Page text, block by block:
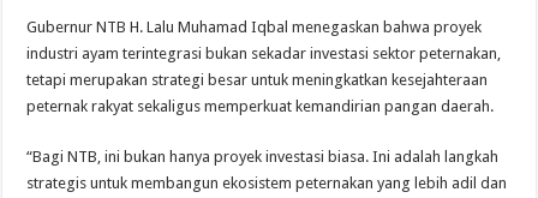
Gubernur NTB H. Lalu Muhamad Iqbal menegaskan bahwa proyek
industri ayam terintegrasi bukan sekadar investasi sektor peternakan,
tetapi merupakan strategi besar untuk meningkatkan kesejahteraan
peternak rakyat sekaligus memperkuat kemandirian pangan daerah.
“Bagi NTB, ini bukan hanya proyek investasi biasa. Ini adalah langkah
strategis untuk membangun ekosistem peternakan yang lebih adil dan